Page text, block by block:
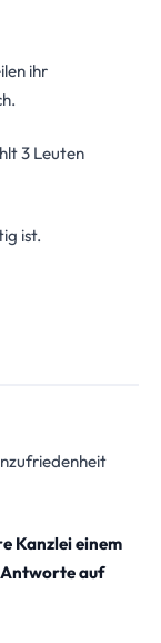
ihr
3 Leuten
ist.
Kanzlei einem
Antworte auf